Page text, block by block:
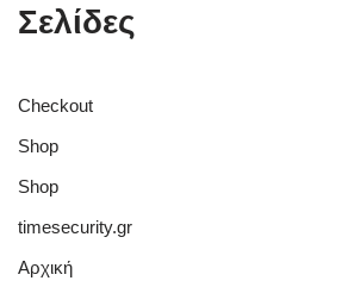
Σελίδες
Checkout
Shop
Shop
timesecurity.gr
Αρχική